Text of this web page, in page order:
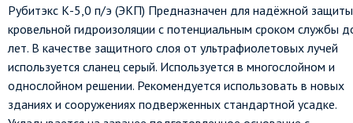
Рубитэкс К-5,0 п/э (ЭКП) Предназначен для надёжной защиты
кровельной гидроизоляции с потенциальным сроком службы
лет. В качестве защитного слоя от ультрафиолетовых лучей
используется сланец серый. Используется в многослойном и
однослойном решении. Рекомендуется использовать в новых
зданиях и сооружениях подверженных стандартной усадке.